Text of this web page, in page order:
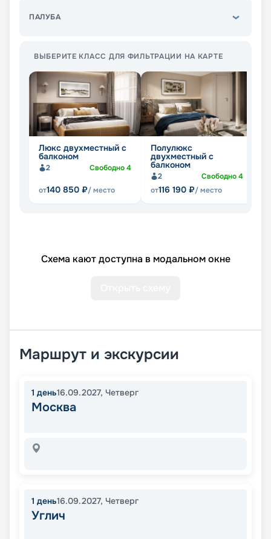
ПАЛУБА
ВЫБЕРИТЕ КЛАСС ДЛЯ ФИЛЬТРАЦИИ НА КАРТЕ
Люкс двухместный с
балконом
2 Свободно4
от140 850 ₽/ место
Полулюкс
двухместный с
балконом
2 Свободно4
от116 190 ₽/ место
Схема кают доступна в модальном окне
Маршрут и экскурсии
1 день16.09.2027, Четверг
Москва
1 день16.09.2027, Четверг
Углич